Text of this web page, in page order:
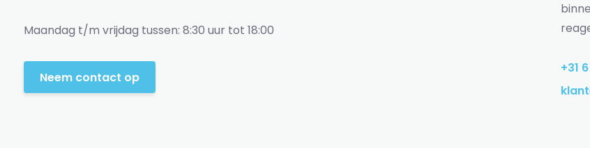
Maandag t/m vrijdag tussen: 8:30 uur tot 18:00
Neem contact op
+31